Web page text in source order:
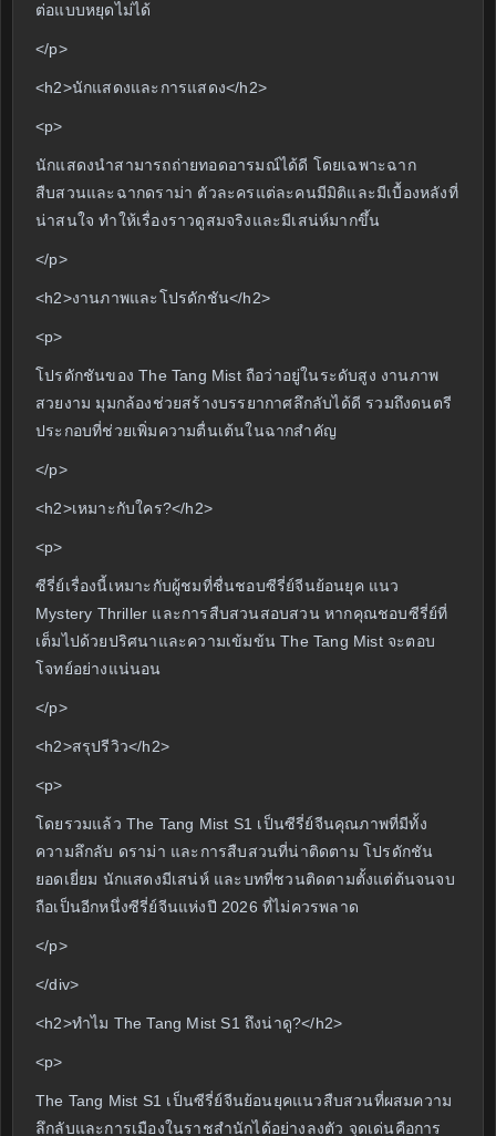
ต่อแบบหยุดไม่ได้
</p>
<h2>นักแสดงและการแสดง</h2>
<p>
นักแสดงนำสามารถถ่ายทอดอารมณ์ได้ดี โดยเฉพาะฉาก
สืบสวนและฉากดราม่า ตัวละครแต่ละคนมีมิติและมีเบื้องหลังที่
น่าสนใจ ทำให้เรื่องราวดูสมจริงและมีเสน่ห์มากขึ้น
</p>
<h2>งานภาพและโปรดักชัน</h2>
<p>
โปรดักชันของ The Tang Mist ถือว่าอยู่ในระดับสูง งานภาพ
สวยงาม มุมกล้องช่วยสร้างบรรยากาศลึกลับได้ดี รวมถึงดนตรี
ประกอบที่ช่วยเพิ่มความตื่นเต้นในฉากสำคัญ
</p>
<h2>เหมาะกับใคร?</h2>
<p>
ซีรี่ย์เรื่องนี้เหมาะกับผู้ชมที่ชื่นชอบซีรี่ย์จีนย้อนยุค แนว
Mystery Thriller และการสืบสวนสอบสวน หากคุณชอบซีรี่ย์ที่
เต็มไปด้วยปริศนาและความเข้มข้น The Tang Mist จะตอบ
โจทย์อย่างแน่นอน
</p>
<h2>สรุปรีวิว</h2>
<p>
โดยรวมแล้ว The Tang Mist S1 เป็นซีรี่ย์จีนคุณภาพที่มีทั้ง
ความลึกลับ ดราม่า และการสืบสวนที่น่าติดตาม โปรดักชัน
ยอดเยี่ยม นักแสดงมีเสน่ห์ และบทที่ชวนติดตามตั้งแต่ต้นจนจบ
ถือเป็นอีกหนึ่งซีรี่ย์จีนแห่งปี 2026 ที่ไม่ควรพลาด
</p>
</div>
<h2>ทำไม The Tang Mist S1 ถึงน่าดู?</h2>
<p>
The Tang Mist S1 เป็นซีรี่ย์จีนย้อนยุคแนวสืบสวนที่ผสมความ
ลึกลับและการเมืองในราชสำนักได้อย่างลงตัว จุดเด่นคือการ